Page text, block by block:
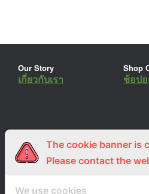
Our Story
เกี่ยวกับเรา
Shop
ช้อป
ร่วมงานกับเรา
สมัครงาน
Lemon
ร้านอาห
The cookie banner is
Please contact the
We use cookies